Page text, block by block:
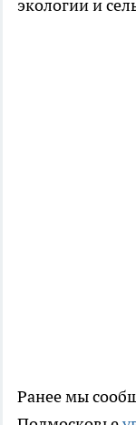
экологии и
Ранее мы